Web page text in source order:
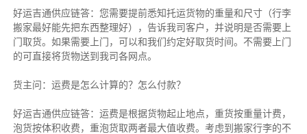
好运吉通供应链答：您需要提前悉知托运货物的重量和尺寸（行李
搬家最好能先把东西整理好），告诉我司客户，并说明是否需要上
门取货。如果需要上门，可以和我们约定好取货时间。不需要上门
的可直接将货物送到我司各网点。
货主问：运费是怎么计算的？怎么付款？
好运吉通供应链答：运费是根据货物起止地点，重货按重量计费，
泡货按体积收费，重泡货取两者最大值收费。考虑到搬家行李的不